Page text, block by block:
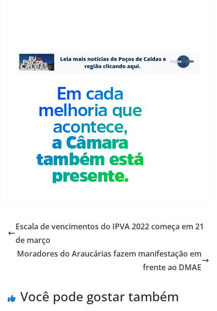
Escala de vencimentos do IPVA 2022 começa em 21
de março
Moradores do Araucárias fazem manifestação em
frente ao DMAE
Você pode gostar também